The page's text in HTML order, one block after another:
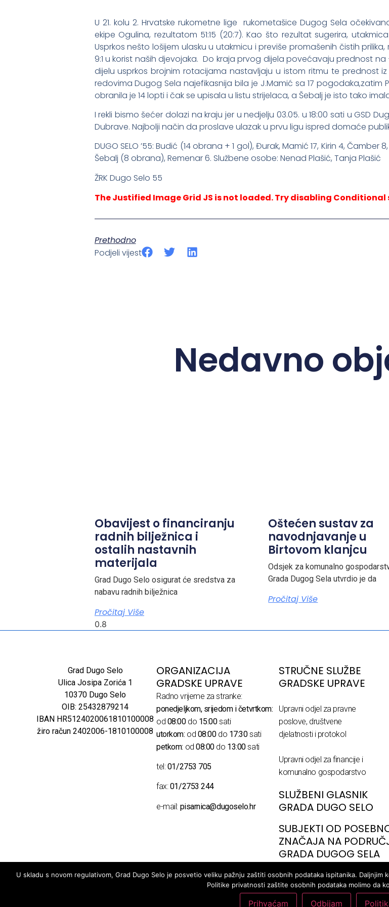
U 21. kolu 2. Hrvatske rukometne lige rukometašice Dugog Sela
ekipe Ogulina, rezultatom 51:15 (20:7). Kao što rezultat sugerira,
Usprkos nešto lošijem ulasku u utakmicu i previše promašenih čistih
9:1 u korist naših djevojaka. Do kraja prvog dijela povećavaju prednost
dijelu usprkos brojnim rotacijama nastavljaju u istom ritmu te prednost
redovima Dugog Sela najefikasnija bila je J.Mamić sa 17
obranila je 14 lopti i čak se upisala u listu strijelaca, a Šebalj je isto tako
I rekli bismo šećer dolazi na kraju jer u nedjelju 03.05. u 18:00 sati u GSD
Dubrave. Najbolji način da proslave ulazak u prvu ligu ispred domaće
DUGO SELO ’55: Budić (14 obrana + 1 gol), Đurak, Mamić 17, Kirin 4,
Šebalj (8 obrana), Remenar 6. Službene osobe: Nenad Plašić, Tanja Plašić
ŽRK Dugo Selo 55
The Justified Image Grid JS is not loaded. Try disabling
Prethodno
Podjeli vijest
Nedavno
Obavijest o financiranju
radnih bilježnica i
ostalih nastavnih
materijala
Grad Dugo Selo osigurat će sredstva za
nabavu radnih bilježnica
Pročitaj Više
Oštećen sustav za
navodnjavanje u
Birtovom klanjcu
Odsjek za komunalno
Grada Dugog Sela utvrdio je da
Pročitaj Više
Grad Dugo Selo
Ulica Josipa Zorića 1
10370 Dugo Selo
OIB: 25432879214
IBAN HR5124020061810100008
žiro račun 2402006-1810100008
ORGANIZACIJA
GRADSKE UPRAVE
Radno vrijeme za stranke:
ponedjeljkom, srijedom i četvrtkom:
od 08:00do 15:00sati
utorkom: od 08:00do 17:30sati
petkom: od08:00do 13:00sati
tel:01/2753 705
fax:01/2753 244
e-mail: pisarnica@dugoselo.hr
STRUČNE SLUŽBE
GRADSKE UPRAVE
Upravni odjel za pravne
poslove, društvene
djelatnosti i protokol
Upravni odjel za financije i
komunalno gospodarstvo
SLUŽBENI GLASNIK
GRADA DUGO SELO
SUBJEKTI OD
ZNAČAJA NA
GRADA DUGOG SELA
U skladu s novom regulativom, Grad Dugo Selo je posvetio veliku pažnju zaštiti osobnih podataka ispitanika.
Politike privatnosti zaštite osobnih podataka molimo da
Prihvaćam Odbijam